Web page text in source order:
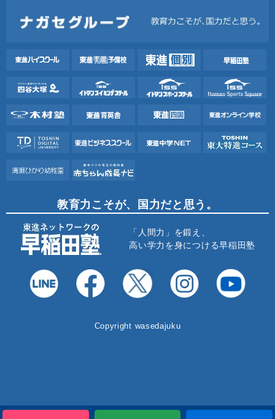
教育力こそが、国力だと思う。
「人間力」を鍛え、
高い学力を身につける早稲田塾
Copyright wasedajuku